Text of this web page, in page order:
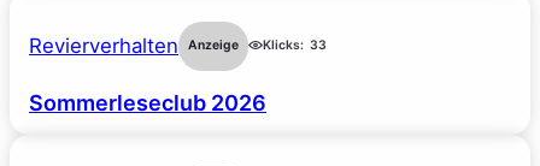
Revierverhalten Anzeige Klicks: 33
Sommerleseclub 2026